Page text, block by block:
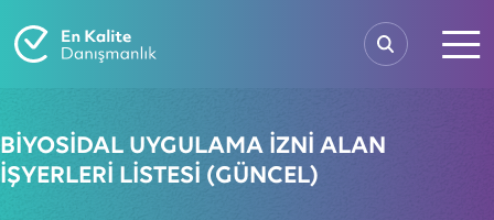
BİYOSİDAL UYGULAMA İZNİ ALAN
İŞYERLERİ LİSTESİ (GÜNCEL)